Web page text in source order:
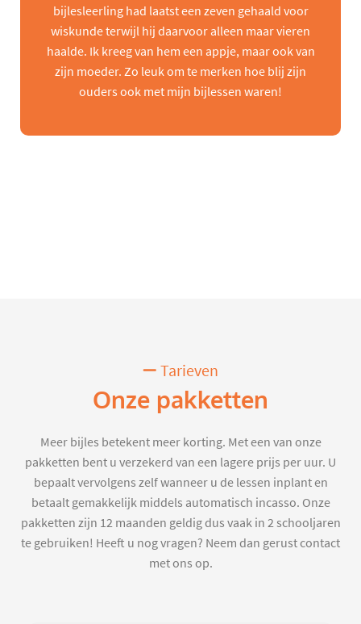
bijlesleerling had laatst een zeven gehaald voor
wiskunde terwijl hij daarvoor alleen maar vieren
haalde. Ik kreeg van hem een appje, maar ook van
zijn moeder. Zo leuk om te merken hoe blij zijn
ouders ook met mijn bijlessen waren!
Tarieven
Onze pakketten
Meer bijles betekent meer korting. Met een van onze
pakketten bent u verzekerd van een lagere prijs per uur. U
bepaalt vervolgens zelf wanneer u de lessen inplant en
betaalt gemakkelijk middels automatisch incasso. Onze
pakketten zijn 12 maanden geldig dus vaak in 2 schooljaren
te gebruiken! Heeft u nog vragen? Neem dan gerust contact
met ons op.